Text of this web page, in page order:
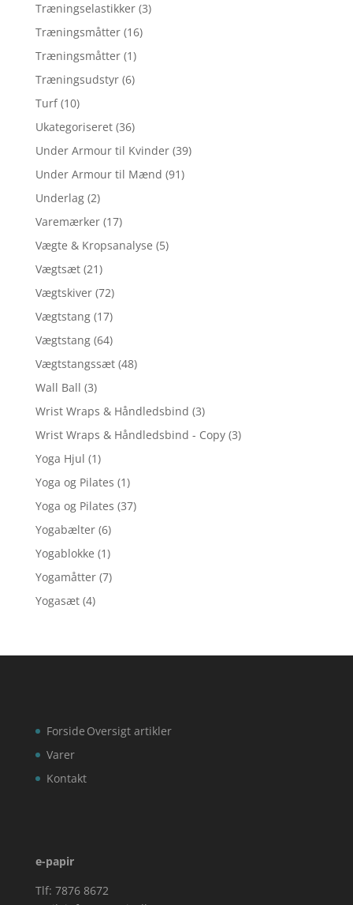
Træningselastikker (3)
Træningsmåtter (16)
Træningsmåtter (1)
Træningsudstyr (6)
Turf (10)
Ukategoriseret (36)
Under Armour til Kvinder (39)
Under Armour til Mænd (91)
Underlag (2)
Varemærker (17)
Vægte & Kropsanalyse (5)
Vægtsæt (21)
Vægtskiver (72)
Vægtstang (17)
Vægtstang (64)
Vægtstangssæt (48)
Wall Ball (3)
Wrist Wraps & Håndledsbind (3)
Wrist Wraps & Håndledsbind - Copy (3)
Yoga Hjul (1)
Yoga og Pilates (1)
Yoga og Pilates (37)
Yogabælter (6)
Yogablokke (1)
Yogamåtter (7)
Yogasæt (4)
Forside
Varer
Kontakt
Oversigt artikler
e-papir
Tlf: 7876 8672